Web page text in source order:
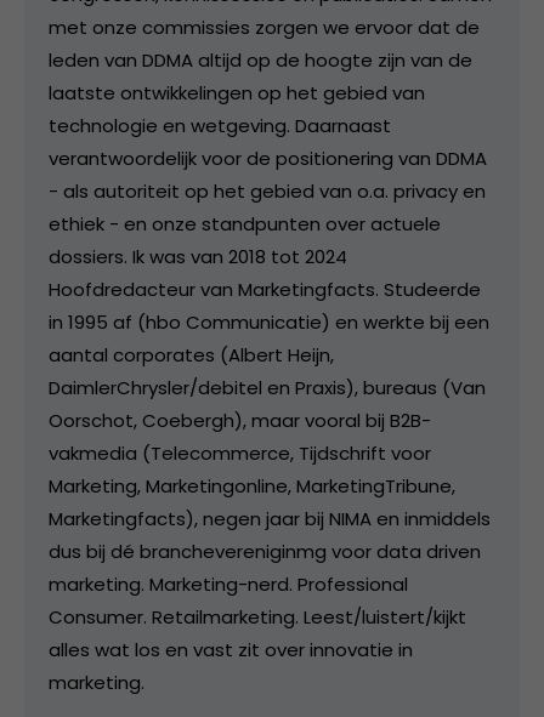
met onze commissies zorgen we ervoor dat de
leden van DDMA altijd op de hoogte zijn van de
laatste ontwikkelingen op het gebied van
technologie en wetgeving. Daarnaast
verantwoordelijk voor de positionering van DDMA
- als autoriteit op het gebied van o.a. privacy en
ethiek - en onze standpunten over actuele
dossiers. Ik was van 2018 tot 2024
Hoofdredacteur van Marketingfacts. Studeerde
in 1995 af (hbo Communicatie) en werkte bij een
aantal corporates (Albert Heijn,
DaimlerChrysler/debitel en Praxis), bureaus (Van
Oorschot, Coebergh), maar vooral bij B2B-
vakmedia (Telecommerce, Tijdschrift voor
Marketing, Marketingonline, MarketingTribune,
Marketingfacts), negen jaar bij NIMA en inmiddels
dus bij dé branchevereniginmg voor data driven
marketing. Marketing-nerd. Professional
Consumer. Retailmarketing. Leest/luistert/kijkt
alles wat los en vast zit over innovatie in
marketing.